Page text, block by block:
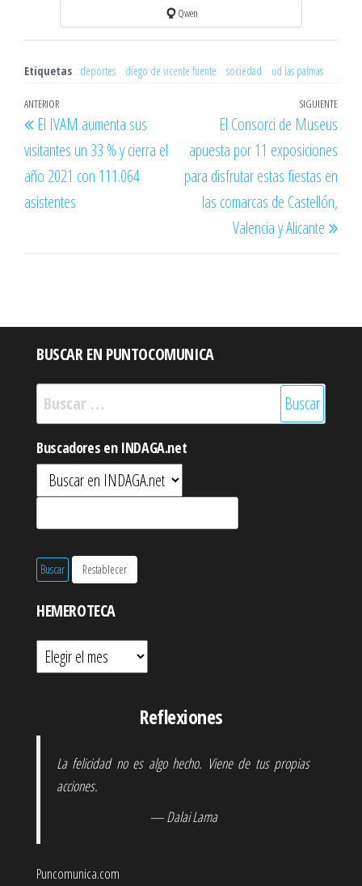
Qwen
Etiquetas deportes diego de vicente fuente sociedad ud las palmas
Navegación
de
entradas
Entrada
anterior
ANTERIOR
El IVAM aumenta sus
visitantes un 33 % y cierra el
año 2021 con 111.064
asistentes
SIGUIENTE
El Consorci de Museus
apuesta por 11 exposiciones
para disfrutar estas fiestas en
las comarcas de Castellón,
Valencia y Alicante
BUSCAR EN PUNTOCOMUNICA
Buscar:
Buscadores en INDAGA.net
HEMEROTECA
Hemeroteca
Reflexiones
La felicidad no es algo hecho. Viene de tus propias
acciones.
— Dalai Lama
Puncomunica.com